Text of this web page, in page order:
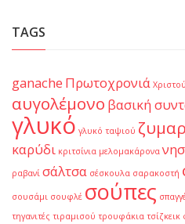
TAGS
ganache Πρωτοχρονιά
αυγολέμονο βασική
γλυκό γλυκό ταψιού
καρύδι κριτσίνια μελομακάρονα
ραβανί σάλτσα σέσκουλα σαρακοστή
σουσάμι σουφλέ σούπες
τηγανιτές τιραμισού τρουφάκια τσίζκεικ